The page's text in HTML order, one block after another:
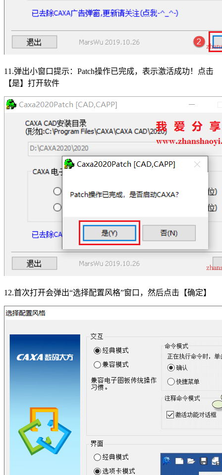
11.弹出小窗口提示：Patch操作已完成，表示激活成功！点击
【是】打开软件
12.首次打开会弹出“选择配置风格”窗口，然后点击【确定】